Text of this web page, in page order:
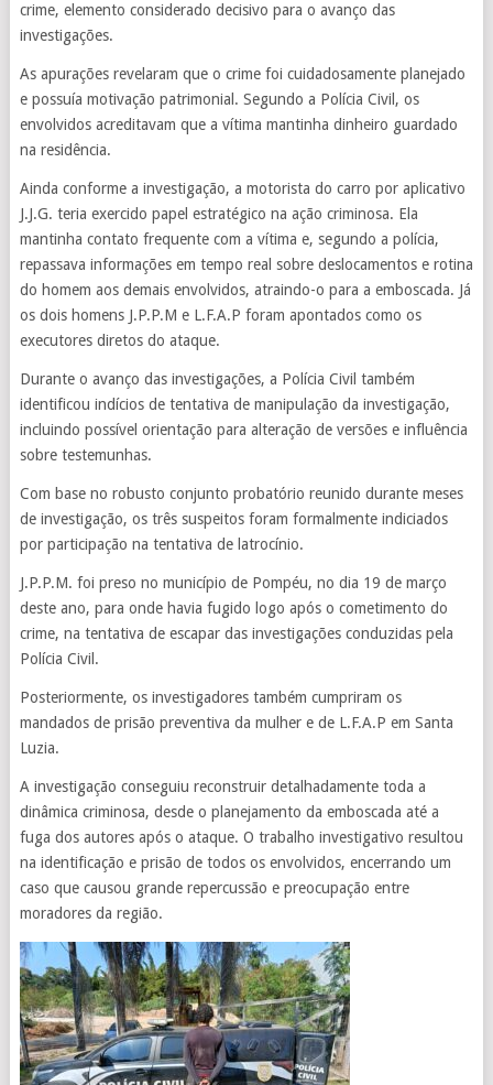
crime, elemento considerado decisivo para o avanço das
investigações.
As apurações revelaram que o crime foi cuidadosamente planejado
e possuía motivação patrimonial. Segundo a Polícia Civil, os
envolvidos acreditavam que a vítima mantinha dinheiro guardado
na residência.
Ainda conforme a investigação, a motorista do carro por aplicativo
J.J.G. teria exercido papel estratégico na ação criminosa. Ela
mantinha contato frequente com a vítima e, segundo a polícia,
repassava informações em tempo real sobre deslocamentos e rotina
do homem aos demais envolvidos, atraindo-o para a emboscada. Já
os dois homens J.P.P.M e L.F.A.P foram apontados como os
executores diretos do ataque.
Durante o avanço das investigações, a Polícia Civil também
identificou indícios de tentativa de manipulação da investigação,
incluindo possível orientação para alteração de versões e influência
sobre testemunhas.
Com base no robusto conjunto probatório reunido durante meses
de investigação, os três suspeitos foram formalmente indiciados
por participação na tentativa de latrocínio.
J.P.P.M. foi preso no município de Pompéu, no dia 19 de março
deste ano, para onde havia fugido logo após o cometimento do
crime, na tentativa de escapar das investigações conduzidas pela
Polícia Civil.
Posteriormente, os investigadores também cumpriram os
mandados de prisão preventiva da mulher e de L.F.A.P em Santa
Luzia.
A investigação conseguiu reconstruir detalhadamente toda a
dinâmica criminosa, desde o planejamento da emboscada até a
fuga dos autores após o ataque. O trabalho investigativo resultou
na identificação e prisão de todos os envolvidos, encerrando um
caso que causou grande repercussão e preocupação entre
moradores da região.